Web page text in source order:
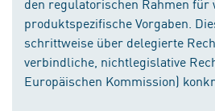
produktspezifische Vorgaben.
schrittweise über delegierte
verbindliche, nichtlegislative
Europäischen Kommission)